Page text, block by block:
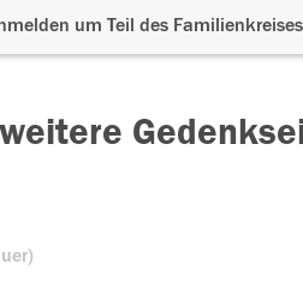
um Teil des
weitere